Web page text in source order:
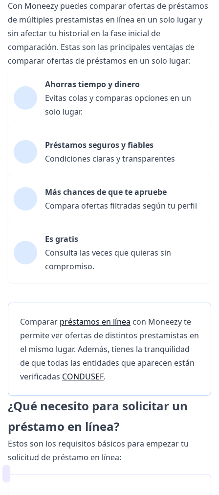
Con Moneezy puedes comparar ofertas de préstamos
de múltiples prestamistas en línea en un solo lugar y
sin afectar tu historial en la fase inicial de
comparación. Estas son las principales ventajas de
comparar ofertas de préstamos en un solo lugar:
Ahorras tiempo y dinero
Evitas colas y comparas opciones en un
solo lugar.
Préstamos seguros y fiables
Condiciones claras y transparentes
Más chances de que te apruebe
Compara ofertas filtradas según tu perfil
Es gratis
Consulta las veces que quieras sin
compromiso.
Comparar préstamos en línea con Moneezy te
permite ver ofertas de distintos prestamistas en
el mismo lugar. Además, tienes la tranquilidad
de que todas las entidades que aparecen están
verificadas CONDUSEF.
¿Qué necesito para solicitar un
préstamo en línea?
Estos son los requisitos básicos para empezar tu
solicitud de préstamo en línea: